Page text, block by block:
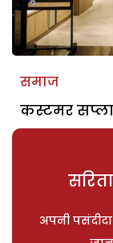
समाज
कस्टमर
अपनी